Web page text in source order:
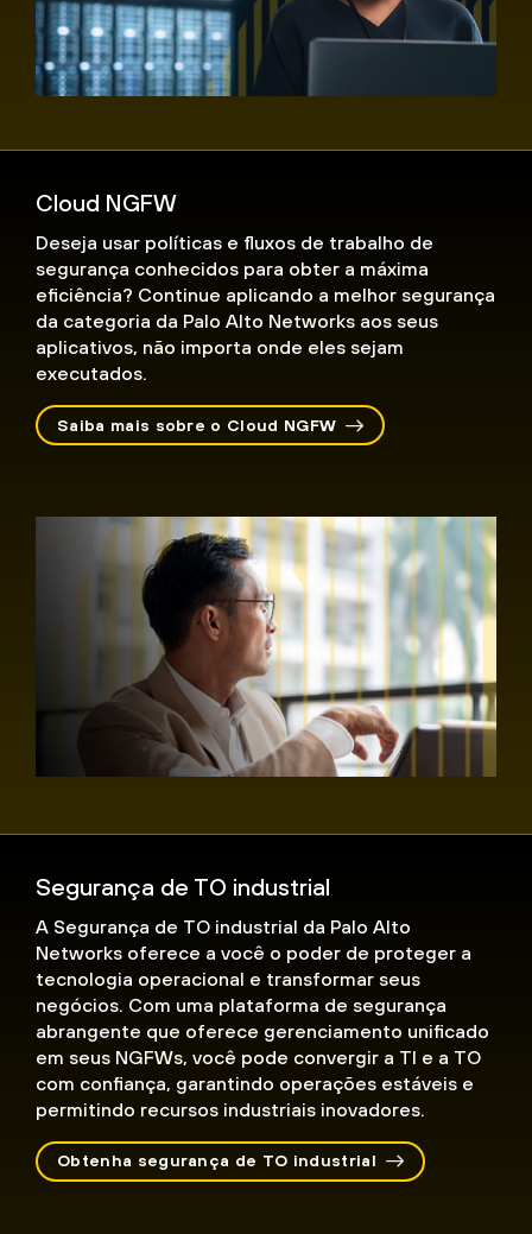
Cloud NGFW
Deseja usar políticas e fluxos de trabalho de
segurança conhecidos para obter a máxima
eficiência? Continue aplicando a melhor segurança
da categoria da Palo Alto Networks aos seus
aplicativos, não importa onde eles sejam
executados.
Saiba mais sobre o Cloud NGFW
Segurança de TO industrial
A Segurança de TO industrial da Palo Alto
Networks oferece a você o poder de proteger a
tecnologia operacional e transformar seus
negócios. Com uma plataforma de segurança
abrangente que oferece gerenciamento unificado
em seus NGFWs, você pode convergir a TI e a TO
com confiança, garantindo operações estáveis e
permitindo recursos industriais inovadores.
Obtenha segurança de TO industrial